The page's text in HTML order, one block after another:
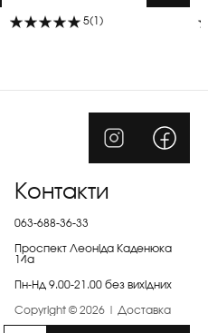
5(1)
Контакти
063-688-36-33
Проспект Леоніда Каденюка
14а
Пн-Нд 9.00-21.00 без вихідних
Copyright © 2026 | Доставка